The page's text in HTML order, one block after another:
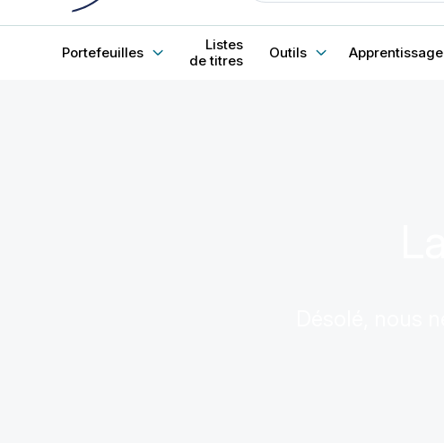
Portefeuilles
Listes
de titres
Outils Apprentissage